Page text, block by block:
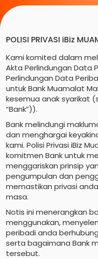
POLISI PRIVASI iBiz
Kami komited dalam
Akta Perlindungan Data
Perlindungan Data
untuk Bank Muamalat
kesemua anak syarikat
“Bank”)).
Bank melindungi
dan menghargai
kami. Polisi Privasi iBiz
komitmen Bank untuk
menggariskan prinsip
pengumpulan dan
memastikan privasi
masa.
Notis ini menerangkan
menggunakan,
peribadi anda
serta bagaimana Bank
tersebut.